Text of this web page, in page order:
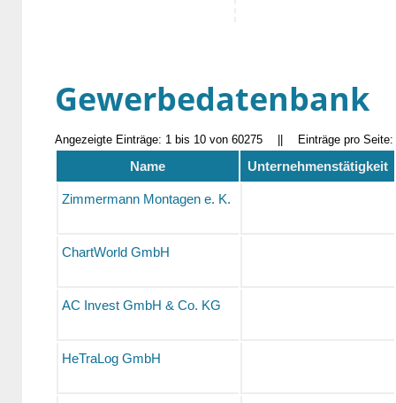
Gewerbedatenbank
Angezeigte Einträge: 1 bis 10 von 60275 Einträge pro Seite:
Name Unternehmenstätigkeit
Zimmermann Montagen e. K.
ChartWorld GmbH
AC Invest GmbH & Co. KG
HeTraLog GmbH